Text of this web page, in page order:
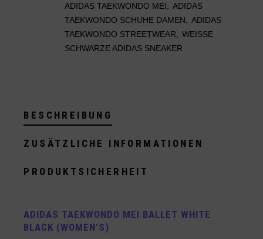
ADIDAS TAEKWONDO MEI ,ADIDAS
TAEKWONDO SCHUHE DAMEN ,ADIDAS
TAEKWONDO STREETWEAR ,WEISSE S
CHWARZE ADIDAS SNEAKER
BESCHREIBUNG
ZUSÄTZLICHE INFORMATIONEN
PRODUKTSICHERHEIT
ADIDAS TAEKWONDO MEI BALLET WHITE
BLACK (WOMEN’S)